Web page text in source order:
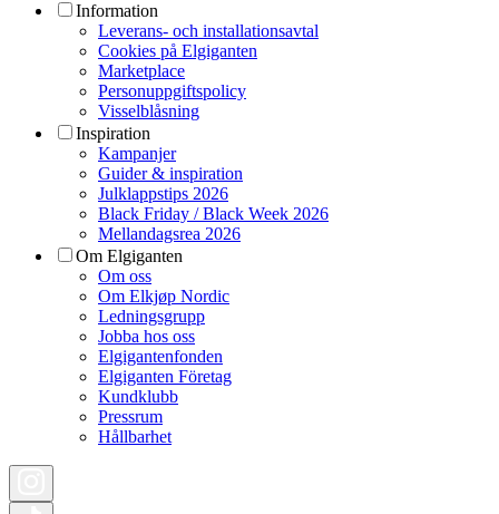
Information
Leverans- och installationsavtal
Cookies på Elgiganten
Marketplace
Personuppgiftspolicy
Visselblåsning
Inspiration
Kampanjer
Guider & inspiration
Julklappstips 2026
Black Friday / Black Week 2026
Mellandagsrea 2026
Om Elgiganten
Om oss
Om Elkjøp Nordic
Ledningsgrupp
Jobba hos oss
Elgigantenfonden
Elgiganten Företag
Kundklubb
Pressrum
Hållbarhet